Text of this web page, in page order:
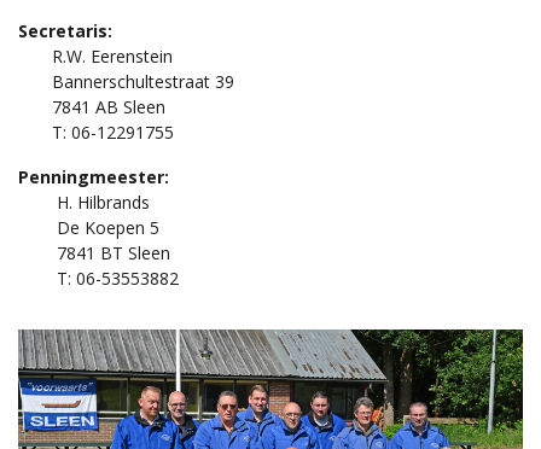
Secretaris:
R.W. Eerenstein
Bannerschultestraat 39
7841 AB Sleen
T: 06-12291755
Penningmeester:
H. Hilbrands
De Koepen 5
7841 BT Sleen
T: 06-53553882